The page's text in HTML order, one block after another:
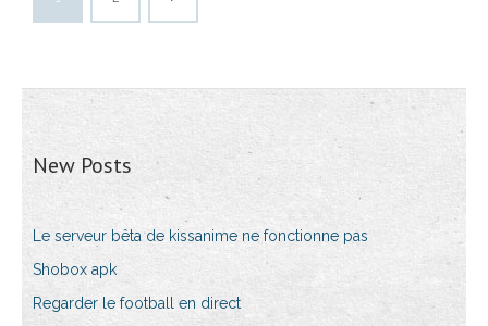
New Posts
Le serveur bêta de kissanime ne fonctionne pas
Shobox apk
Regarder le football en direct